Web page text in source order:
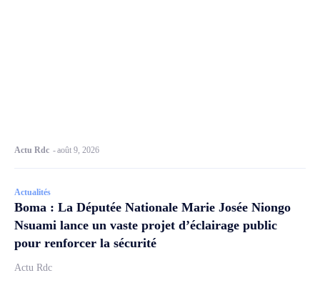
Actu Rdc -août 9, 2026
Actualités
Boma : La Députée Nationale Marie Josée Niongo
Nsuami lance un vaste projet d’éclairage public
pour renforcer la sécurité
Actu Rdc